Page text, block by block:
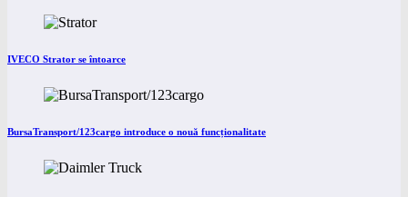
IVECO Strator se întoarce
BursaTransport/123cargo introduce o nouă funcționalitate